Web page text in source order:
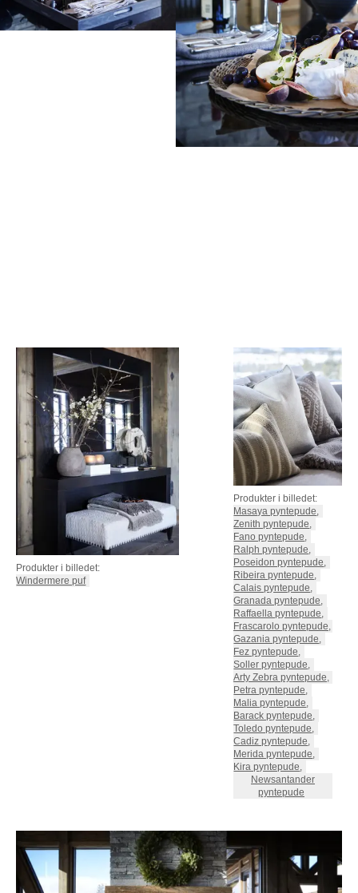
Produkter i billedet:
Windermere puf
Produkter i billedet:
Masaya pyntepude,
Zenith pyntepude,
Fano pyntepude,
Ralph pyntepude,
Poseidon pyntepude,
Ribeira pyntepude,
Calais pyntepude,
Granada pyntepude,
Raffaella pyntepude,
Frascarolo pyntepude,
Gazania pyntepude,
Fez pyntepude,
Soller pyntepude,
Arty Zebra pyntepude,
Petra pyntepude,
Malia pyntepude,
Barack pyntepude,
Toledo pyntepude,
Cadiz pyntepude,
Merida pyntepude,
Kira pyntepude,
Newsantander
pyntepude